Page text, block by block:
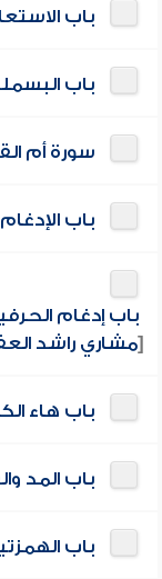
باب
باب
سورة أم
باب
باب إدغام
[مشاري راشد
باب هاء
باب المد
باب